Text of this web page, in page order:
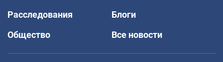
Расследования
Блоги
Общество
Все новости